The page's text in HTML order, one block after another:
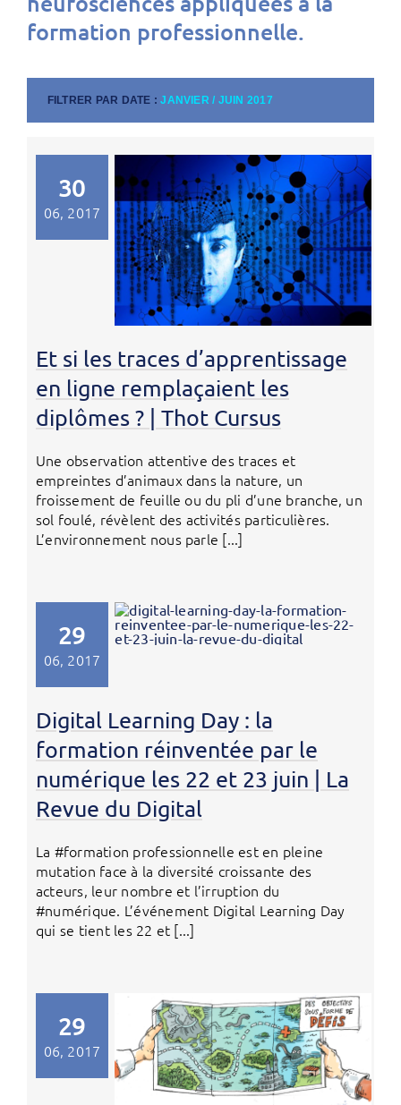
formation professionnelle.
FILTRER PAR DATE :JANVIER / JUIN 2017
30
06, 2017
Et si les traces d’apprentissage
en ligne remplaçaient les
diplômes ? | Thot Cursus
Une observation attentive des traces et
empreintes d’animaux dans la nature, un
froissement de feuille ou du pli d’une branche, un
sol foulé, révèlent des activités particulières.
L’environnement nous parle [...]
29
06, 2017
Digital Learning Day : la
formation réinventée par le
numérique les 22 et 23 juin | La
Revue du Digital
La #formation professionnelle est en pleine
mutation face à la diversité croissante des
acteurs, leur nombre et l’irruption du
#numérique. L’événement Digital Learning Day
qui se tient les 22 et [...]
29
06, 2017